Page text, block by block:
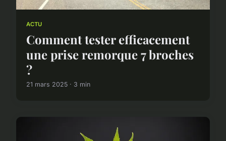
ACTU
Comment tester efficacement
une prise remorque 7 broches
?
21 mars 2025 · 3 min